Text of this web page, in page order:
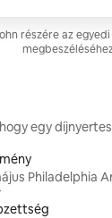
neked egy
részére az
egy
Philadelphia